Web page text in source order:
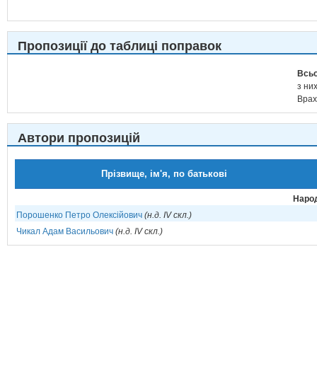
Пропозиції до таблиці поправок
з
Автори пропозицій
Прізвище, ім'я, по батькові
Порошенко Петро Олексійович (н.д. IV скл.)
Чикал Адам Васильович (н.д. IV скл.)